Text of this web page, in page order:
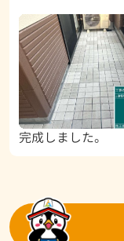
完成しました。